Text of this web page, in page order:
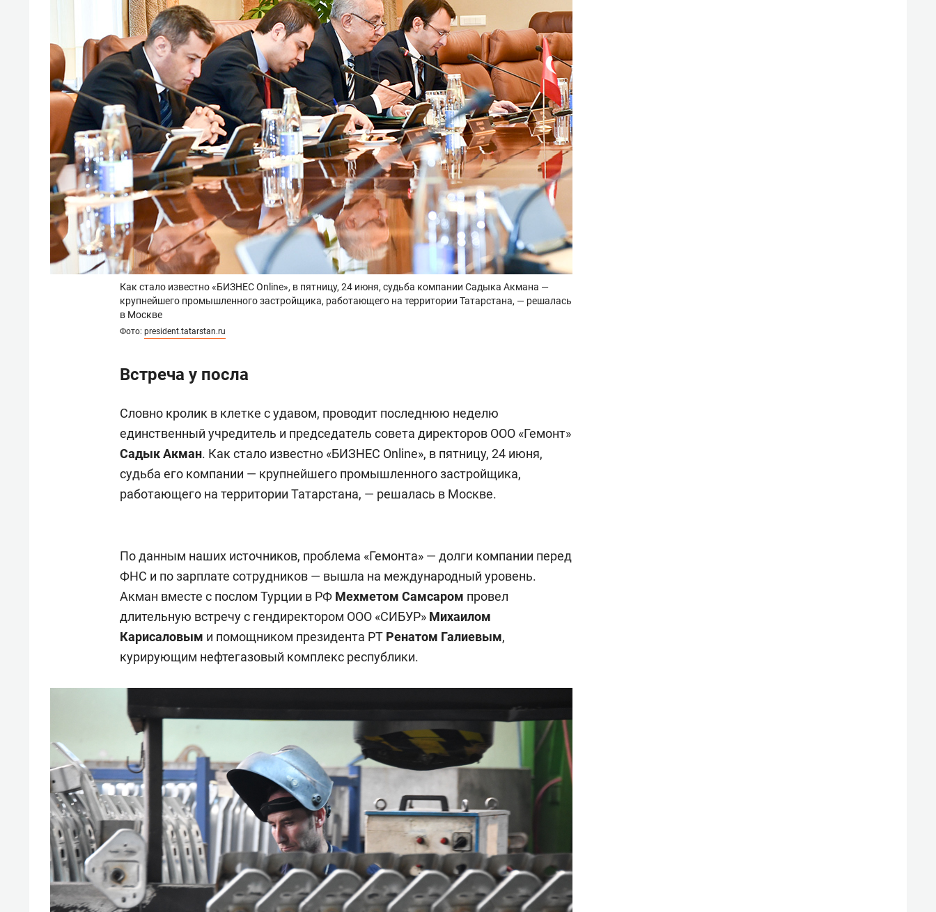
Как стало известно «БИЗНЕС Online», в пятницу, 24 июня, судьба компании Садыка Акмана —
крупнейшего промышленного застройщика, работающего на территории Татарстана, — решалась
в Москве
Фото: president.tatarstan.ru
Встреча у посла
Словно кролик в клетке с удавом, проводит последнюю неделю
единственный учредитель и председатель совета директоров ООО «Гемонт»
Садык Акман. Как стало известно «БИЗНЕС Online», в пятницу, 24 июня,
судьба его компании — крупнейшего промышленного застройщика,
работающего на территории Татарстана, — решалась в Москве.
По данным наших источников, проблема «Гемонта» — долги компании перед
ФНС и по зарплате сотрудников — вышла на международный уровень.
Акман вместе с послом Турции в РФ Мехметом Самсаром провел
длительную встречу с гендиректором ООО «СИБУР» Михаилом
Карисаловым и помощником президента РТ Ренатом Галиевым,
курирующим нефтегазовый комплекс республики.